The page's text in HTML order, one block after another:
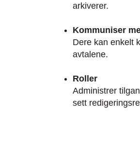
arkiverer.
Kommuniser
Dere kan enkelt
avtalene.
Roller
Administrer
sett